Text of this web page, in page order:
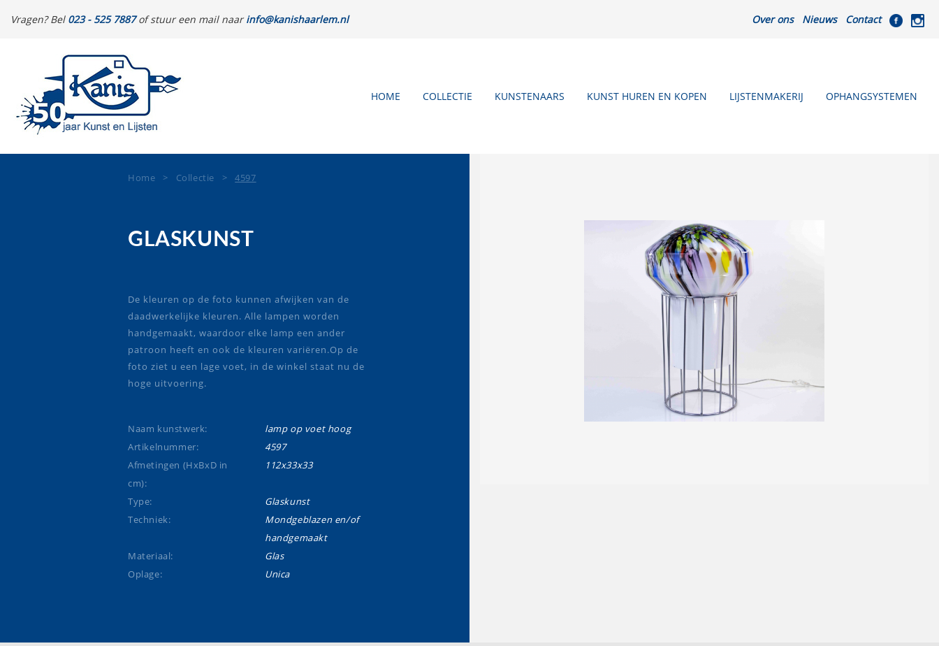
Vragen? Bel 023 - 525 7887of stuur een mail naarinfo@kanishaarlem.nl Over ons Nieuws Contact
HOME COLLECTIE KUNSTENAARS KUNST HUREN EN KOPEN LIJSTENMAKERIJ OPHANGSYSTEMEN
Home > Collectie >4597
GLASKUNST
De kleuren op de foto kunnen afwijken van de
daadwerkelijke kleuren. Alle lampen worden
handgemaakt, waardoor elke lamp een ander
patroon heeft en ook de kleuren variëren.Op de
foto ziet u een lage voet, in de winkel staat nu de
hoge uitvoering.
Naam kunstwerk:
lamp op voet hoog
Artikelnummer:
4597
Afmetingen (HxBxD in
cm):
112x33x33
Type:
Glaskunst
Techniek:
Mondgeblazen en/of
handgemaakt
Materiaal:
Glas
Oplage:
Unica